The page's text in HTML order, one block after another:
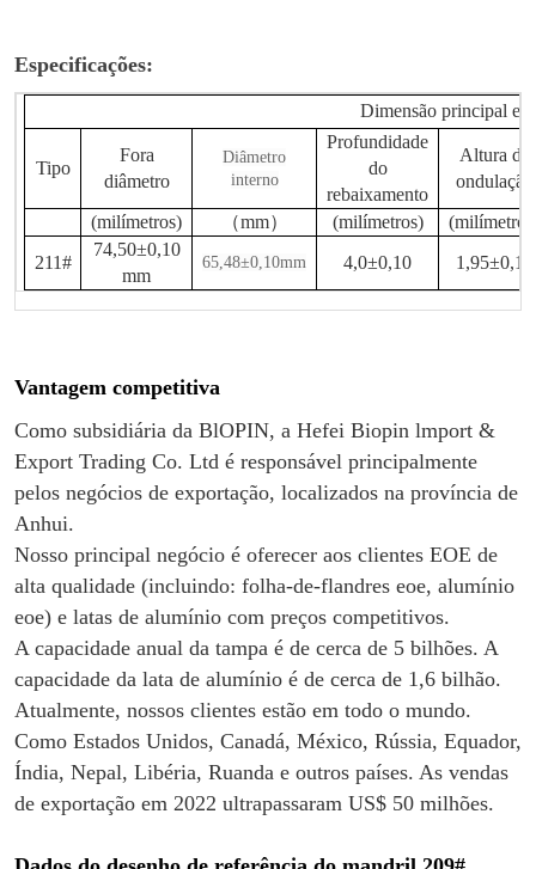
Especificações:
Dimensão principal e
Tipo
Fora
diâmetro
Diâmetro
interno
Profundidade
do
rebaixamento
Altura da
ondulação
(milímetros)
（mm） (milímetros)
211#
74,50±0,10
mm
65,48±0,10mm 4,0±0,10 1,95±0,10
Vantagem competitiva
Como subsidiária da BlOPIN, a Hefei Biopin lmport &
Export Trading Co. Ltd é responsável principalmente
pelos negócios de exportação, localizados na província de
Anhui.
Nosso principal negócio é oferecer aos clientes EOE de
alta qualidade (incluindo: folha-de-flandres eoe, alumínio
eoe) e latas de alumínio com preços competitivos.
A capacidade anual da tampa é de cerca de 5 bilhões. A
capacidade da lata de alumínio é de cerca de 1,6 bilhão.
Atualmente, nossos clientes estão em todo o mundo.
Como Estados Unidos, Canadá, México, Rússia, Equador,
Índia, Nepal, Libéria, Ruanda e outros países. As vendas
de exportação em 2022 ultrapassaram US$ 50 milhões.